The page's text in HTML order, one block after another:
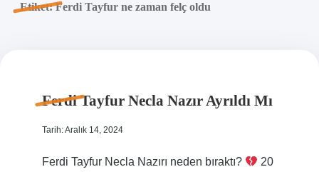
Etiket:Ferdi Tayfur ne zaman felç oldu
Ferdi Tayfur Necla Nazır Ayrıldı Mı
Tarih: Aralık 14, 2024
Ferdi Tayfur Necla Nazırı neden bıraktı?
20